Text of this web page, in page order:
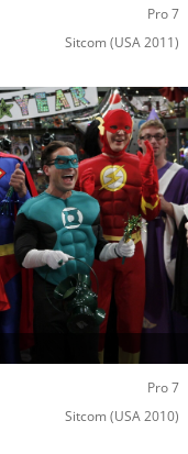
Pro 7
Sitcom (USA 2011)
Pro 7
Sitcom (USA 2010)